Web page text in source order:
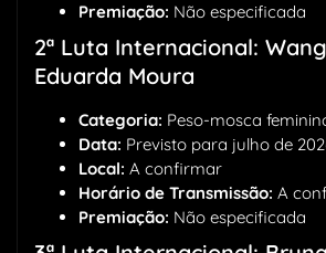
Premiação: Não especificada
2ª Luta Internacional:
Eduarda Moura
Categoria: Peso-mosca
Data: Previsto para julho de
Local: A confirmar
Horário de Transmissão: A
Premiação: Não especificada